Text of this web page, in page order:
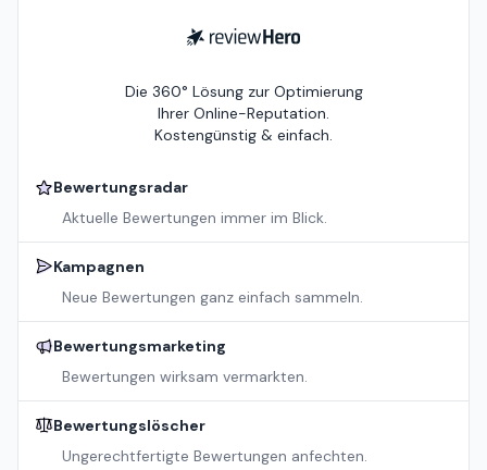
ReviewHero
Die 360° Lösung zur Optimierung
Ihrer Online-Reputation.
Kostengünstig & einfach.
Bewertungsradar
Aktuelle Bewertungen immer im Blick.
Kampagnen
Neue Bewertungen ganz einfach sammeln.
Bewertungsmarketing
Bewertungen wirksam vermarkten.
Bewertungslöscher
Ungerechtfertigte Bewertungen anfechten.